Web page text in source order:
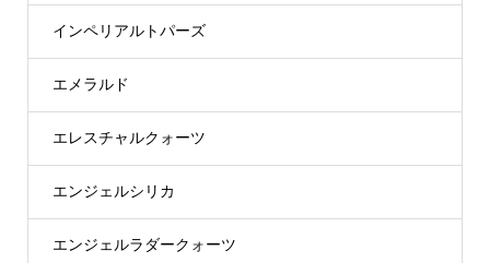
インペリアルトパーズ
エメラルド
エレスチャルクォーツ
エンジェルシリカ
エンジェルラダークォーツ